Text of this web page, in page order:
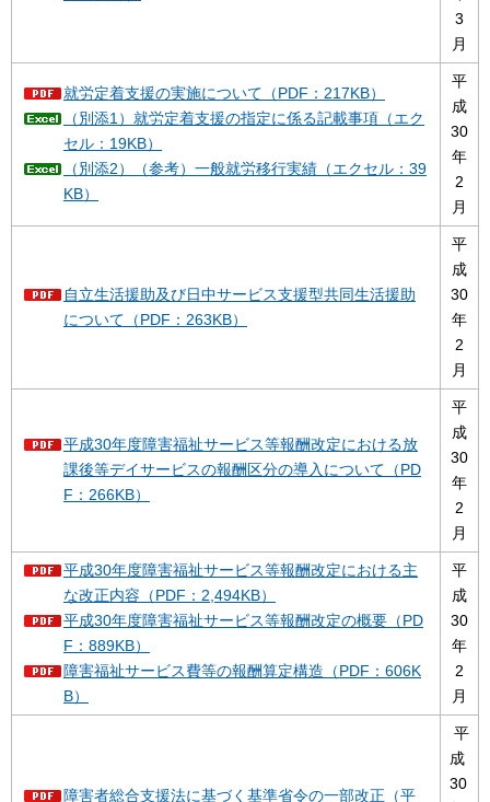
3
月
就労定着支援の実施について（PDF：217KB）
（別添1）就労定着支援の指定に係る記載事項（エク
セル：19KB）
（別添2）（参考）一般就労移行実績（エクセル：39
KB）
平
成
30
年
2
月
自立生活援助及び日中サービス支援型共同生活援助
について（PDF：263KB）
平
成
30
年
2
月
平成30年度障害福祉サービス等報酬改定における放
課後等デイサービスの報酬区分の導入について（PD
F：266KB）
平
成
30
年
2
月
平成30年度障害福祉サービス等報酬改定における主
な改正内容（PDF：2,494KB）
平成30年度障害福祉サービス等報酬改定の概要（PD
F：889KB）
障害福祉サービス費等の報酬算定構造（PDF：606K
B）
平
成
30
年
2
月
障害者総合支援法に基づく基準省令の一部改正（平
平
成
30